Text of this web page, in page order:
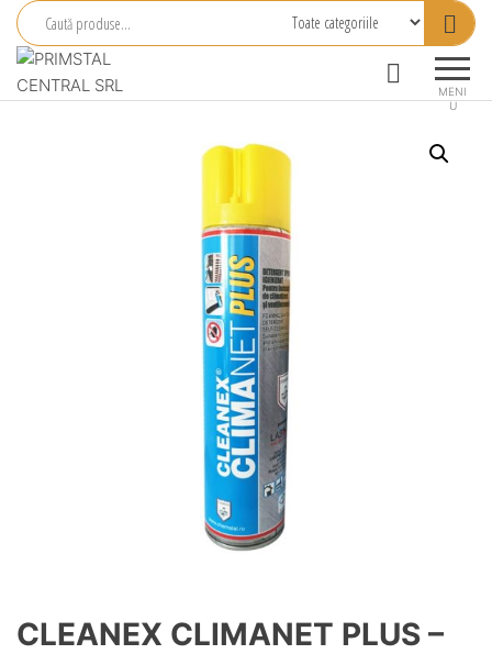
Central
MENI
U
CLEANEX CLIMANET PLUS –